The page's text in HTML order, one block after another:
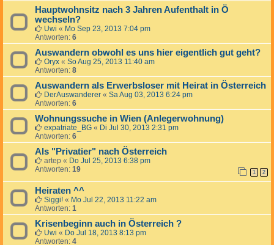
Hauptwohnsitz nach 3 Jahren Aufenthalt in Ö
wechseln?
Uwi « Mo Sep 23, 2013 7:04 pm
Antworten: 6
Auswandern obwohl es uns hier eigentlich gut geht?
Oryx « So Aug 25, 2013 11:40 am
Antworten: 8
Auswandern als Erwerbsloser mit Heirat in Österreich
DerAuswanderer « Sa Aug 03, 2013 6:24 pm
Antworten: 6
Wohnungssuche in Wien (Anlegerwohnung)
expatriate_BG « Di Jul 30, 2013 2:31 pm
Antworten: 6
Als "Privatier" nach Österreich
artep « Do Jul 25, 2013 6:38 pm
Antworten: 19 1 2
Heiraten ^^
Siggi! « Mo Jul 22, 2013 11:22 am
Antworten: 1
Krisenbeginn auch in Österreich ?
Uwi « Do Jul 18, 2013 8:13 pm
Antworten: 4